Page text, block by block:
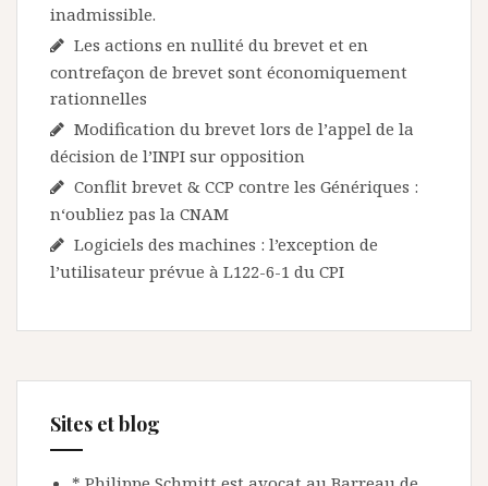
inadmissible.
Les actions en nullité du brevet et en
contrefaçon de brevet sont économiquement
rationnelles
Modification du brevet lors de l’appel de la
décision de l’INPI sur opposition
Conflit brevet & CCP contre les Génériques :
n‘oubliez pas la CNAM
Logiciels des machines : l’exception de
l’utilisateur prévue à L122-6-1 du CPI
Sites et blog